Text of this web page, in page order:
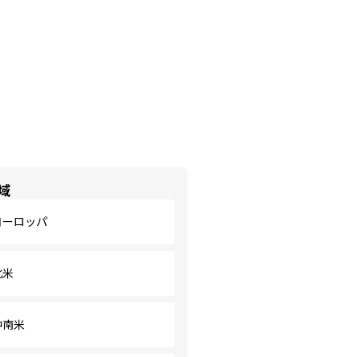
ーロッパ
南米